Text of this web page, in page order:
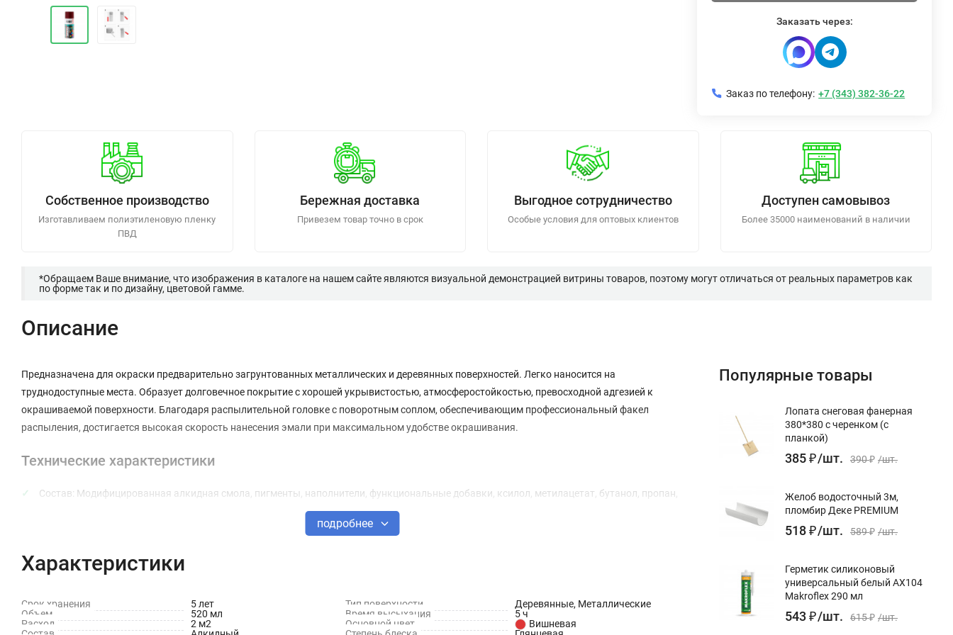
Заказать через:
Заказ по телефону: +7 (343) 382-36-22
Собственное производство
Изготавливаем полиэтиленовую пленку
ПВД
Бережная доставка
Привезем товар точно в срок
Выгодное сотрудничество
Особые условия для оптовых клиентов
Доступен самовывоз
Более 35000 наименований в наличии
*Обращаем Ваше внимание, что изображения в каталоге на нашем сайте являются визуальной демонстрацией витрины товаров, поэтому могут отличаться от реальных параметров как
по форме так и по дизайну, цветовой гамме.
Описание
Предназначена для окраски предварительно загрунтованных металлических и деревянных поверхностей. Легко наносится на
труднодоступные места. Образует долговечное покрытие с хорошей укрывистостью, атмосферостойкостью, превосходной адгезией к
окрашиваемой поверхности. Благодаря распылительной головке с поворотным соплом, обеспечивающим профессиональный факел
распыления, достигается высокая скорость нанесения эмали при максимальном удобстве окрашивания.
Технические характеристики
Состав: Модифицированная алкидная смола, пигменты, наполнители, функциональные добавки, ксилол, метилацетат, бутанол, пропан,
Сушка между слоями: 10-15 минут
Полное высыхание: 5 часов
подробнее
Характеристики
Срок хранения 5 лет Тип поверхности
Деревянные, Металлические
Объем
520 мл Время высыхания
5 ч
Расход
2 м2 Основной цвет
Вишневая
Популярные товары
Лопата снеговая фанерная
380*380 с черенком (с
планкой)
385₽/шт. 390₽ /шт.
Желоб водосточный 3м,
пломбир Деке PREMIUM
518₽/шт. 589₽ /шт.
Герметик силиконовый
универсальный белый AX104
Makroflex 290 мл
543₽/шт. 615₽ /шт.